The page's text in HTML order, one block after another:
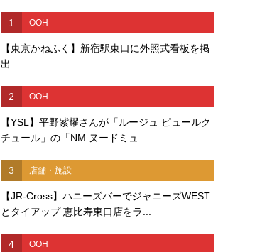
1 OOH
【東京かねふく】新宿駅東口に外照式看板を掲
出
2 OOH
【YSL】平野紫耀さんが「ルージュ ピュールク
チュール」の「NM ヌードミュ...
3 店舗・施設
【JR-Cross】ハニーズバーでジャニーズWEST
とタイアップ 恵比寿東口店をラ...
4 OOH